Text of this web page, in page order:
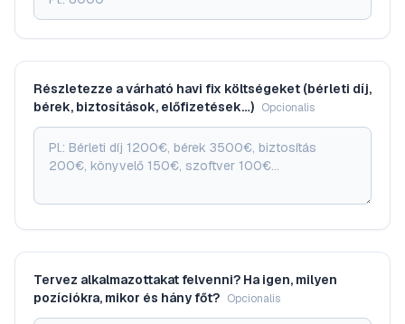
Részletezze a várható havi fix költségeket (bérleti díj,
bérek, biztosítások, előfizetések…) Opcionalis
Tervez alkalmazottakat felvenni? Ha igen, milyen
pozíciókra, mikor és hány főt? Opcionalis